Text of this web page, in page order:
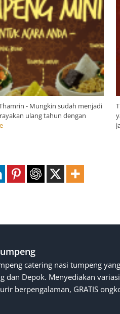
- Mungkin sudah menjadi
ulang tahun dengan
catering nasi tumpeng
dan Depok. Menyediakan
berpengalaman, GRATIS